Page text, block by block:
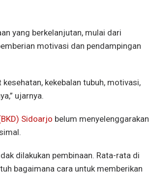
yang berkelanjutan, mulai dari
motivasi dan pendampingan
kekebalan tubuh, motivasi,
ujarnya.
Sidoarjo belum menyelenggarakan
dilakukan pembinaan. Rata-rata di
bagaimana cara untuk memberikan